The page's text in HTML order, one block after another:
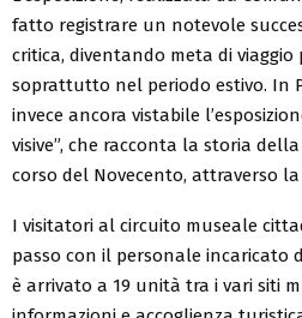
fatto registrare un notevole
critica, diventando meta di
soprattutto nel periodo estivo. In
invece ancora vistabile
visive”, che racconta la storia
corso del Novecento, attraverso
I visitatori al circuito museale
passo con il personale incaricato
è arrivato a 19 unità tra i vari siti